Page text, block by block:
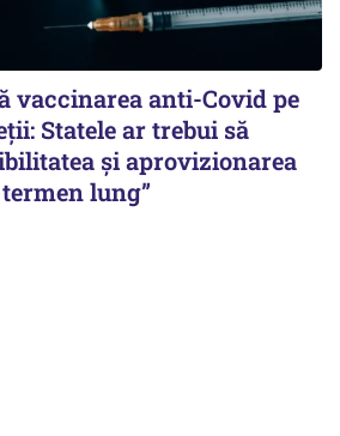
vaccinarea anti-Covid pe
Statele ar trebui să
și aprovizionarea
lung”